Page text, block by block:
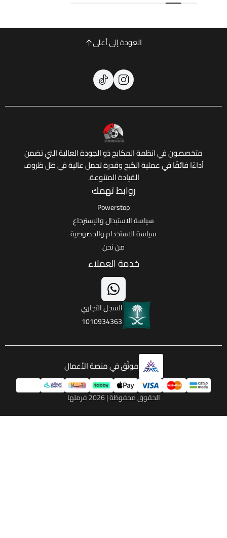
العودة إلى أعلى
في انظمة المكابح ذو الجودة العالية التي تضمن
في عملية الكبح وقدرة تحمل عالية في ظل ظروف
القيادة المتنوعة.
سياسة الاستبدال والإسترجاع
سياسة الاستخدام والخصوصية
خدمة العملاء
السجل التجاري
1010934363
موثّق في منصة الأعمال
الحقوق محفوظة | 2026 فرملها